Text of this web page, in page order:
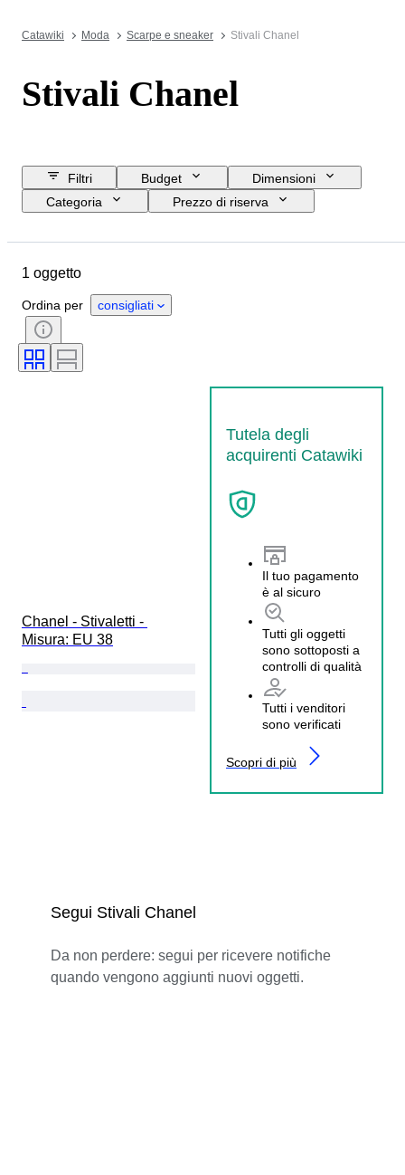
Catawiki Moda Scarpe e sneaker Stivali Chanel
Stivali Chanel
Filtri Budget
Dimensioni
Categoria
Prezzo di riserva
Genere
Misura di scarpe
1 oggetto
Ordina per consigliati
Chanel - Stivaletti -
Misura: EU 38
Tutela degli
acquirenti Catawiki
Il tuo pagamento
è al sicuro
Tutti gli oggetti
sono sottoposti a
controlli di qualità
Tutti i venditori
sono verificati
Scopri di più
Segui Stivali Chanel
Da non perdere: segui per ricevere notifiche
quando vengono aggiunti nuovi oggetti.